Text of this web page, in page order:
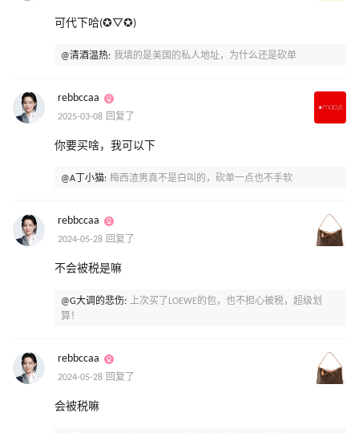
可代下哈(✪▽✪)
@清酒温热: 我填的是美国的私人地址，为什么还是砍单
rebbccaa
2025-03-08 回复了
你要买啥，我可以下
@A丁小猫: 梅西渣男真不是白叫的，砍单一点也不手软
rebbccaa
2024-05-28 回复了
不会被税是嘛
@G大调的悲伤: 上次买了LOEWE的包，也不担心被税，超级划
算！
rebbccaa
2024-05-28 回复了
会被税嘛